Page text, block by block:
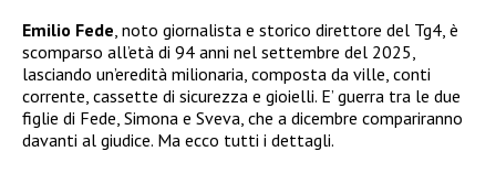
Emilio Fede, noto giornalista e storico direttore del Tg4, è
scomparso all’età di 94 anni nel settembre del 2025,
lasciando un’eredità milionaria, composta da ville, conti
corrente, cassette di sicurezza e gioielli. E’ guerra tra le due
figlie di Fede, Simona e Sveva, che a dicembre compariranno
davanti al giudice. Ma ecco tutti i dettagli.